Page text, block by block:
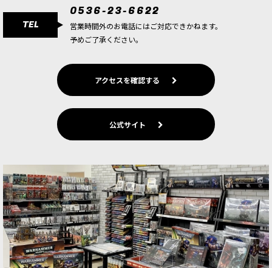
TEL
0536-23-6622
営業時間外のお電話にはご対応できかねます。
予めご了承ください。
アクセスを確認する
公式サイト